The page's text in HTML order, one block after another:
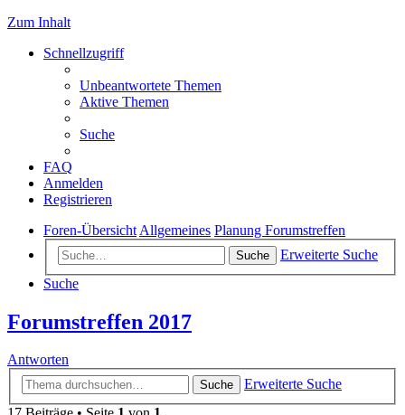
Zum Inhalt
Schnellzugriff
Unbeantwortete Themen
Aktive Themen
Suche
FAQ
Anmelden
Registrieren
Foren-Übersicht Allgemeines Planung Forumstreffen
Suche
Erweiterte Suche
Suche
Forumstreffen 2017
Antworten
Suche
Erweiterte Suche